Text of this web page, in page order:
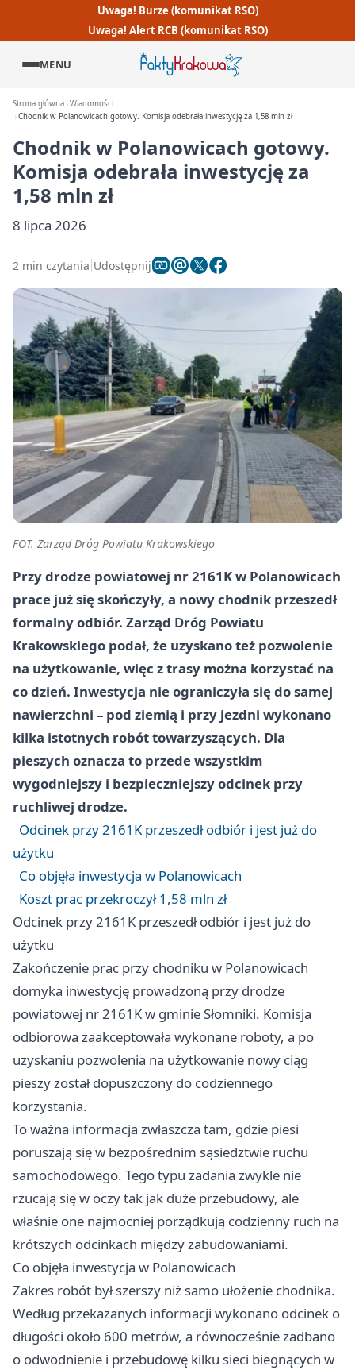
Uwaga! Burze (komunikat RSO)
Uwaga! Alert RCB (komunikat RSO)
MENU
Strona główna Wiadomości
Chodnik w Polanowicach gotowy. Komisja odebrała inwestycję za 1,58 mln zł
Chodnik w Polanowicach gotowy.
Komisja odebrała inwestycję za
1,58 mln zł
8 lipca 2026
2 min czytania Udostępnij
FOT. Zarząd Dróg Powiatu Krakowskiego
Przy drodze powiatowej nr 2161K w Polanowicach
prace już się skończyły, a nowy chodnik przeszedł
formalny odbiór. Zarząd Dróg Powiatu
Krakowskiego podał, że uzyskano też pozwolenie
na użytkowanie, więc z trasy można korzystać na
co dzień. Inwestycja nie ograniczyła się do samej
nawierzchni – pod ziemią i przy jezdni wykonano
kilka istotnych robót towarzyszących. Dla
pieszych oznacza to przede wszystkim
wygodniejszy i bezpieczniejszy odcinek przy
ruchliwej drodze.
Odcinek przy 2161K przeszedł odbiór i jest już do
użytku
Co objęła inwestycja w Polanowicach
Koszt prac przekroczył 1,58 mln zł
Odcinek przy 2161K przeszedł odbiór i jest już do
użytku
Zakończenie prac przy chodniku w Polanowicach
domyka inwestycję prowadzoną przy drodze
powiatowej nr 2161K w gminie Słomniki. Komisja
odbiorowa zaakceptowała wykonane roboty, a po
uzyskaniu pozwolenia na użytkowanie nowy ciąg
pieszy został dopuszczony do codziennego
korzystania.
To ważna informacja zwłaszcza tam, gdzie piesi
poruszają się w bezpośrednim sąsiedztwie ruchu
samochodowego. Tego typu zadania zwykle nie
rzucają się w oczy tak jak duże przebudowy, ale
właśnie one najmocniej porządkują codzienny ruch na
krótszych odcinkach między zabudowaniami.
Co objęła inwestycja w Polanowicach
Zakres robót był szerszy niż samo ułożenie chodnika.
Według przekazanych informacji wykonano odcinek o
długości około 600 metrów, a równocześnie zadbano
o odwodnienie i przebudowę kilku sieci biegnących w